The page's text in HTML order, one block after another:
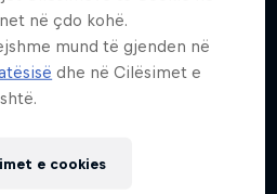
në çdo kohë.
mund të gjenden në
dhe në Cilësimet e
e cookies